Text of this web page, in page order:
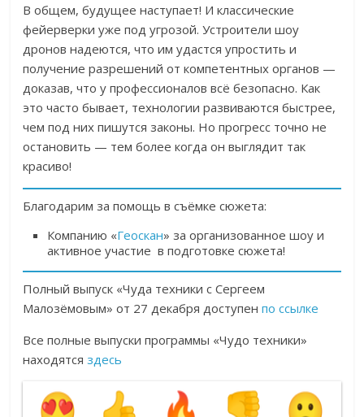
В общем, будущее наступает! И классические
фейерверки уже под угрозой. Устроители шоу
дронов надеются, что им удастся упростить и
получение разрешений от компетентных органов —
доказав, что у профессионалов всё безопасно. Как
это часто бывает, технологии развиваются быстрее,
чем под них пишутся законы. Но прогресс точно не
остановить — тем более когда он выглядит так
красиво!
Благодарим за помощь в съёмке сюжета:
Компанию «Геоскан» за организованное шоу и
активное участие в подготовке сюжета!
Полный выпуск «Чуда техники с Сергеем
Малозёмовым» от 27 декабря доступенпо ссылке
Все полные выпуски программы «Чудо техники»
находятсяздесь